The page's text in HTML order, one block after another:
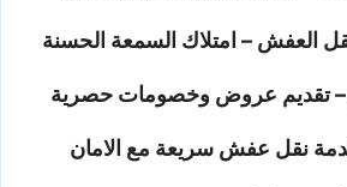
العفش – امتلاك السمعة الحسنة
– تقديم عروض وخصومات حصرية
نقل عفش سريعة مع الامان